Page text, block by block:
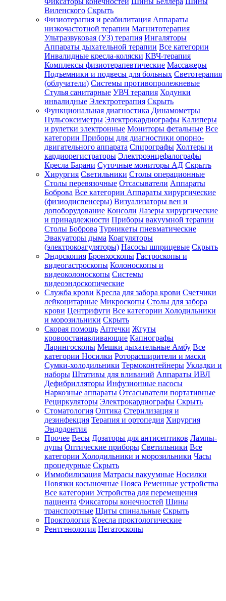
Виленского Скрыть
Физиотерапия и реабилитация Аппараты
низкочастотной терапии Магнитотерапия
Ультразвуковая (УЗ) терапия Ингаляторы
Аппараты дыхательной терапии Все категории
Инвалидные кресла-коляски КВЧ-терапия
Комплексы физиотерапевтические Массажеры
Подъемники и подвесы для больных Светотерапия
(облучатели) Системы противопролежневые
Стулья санитарные УВЧ терапия Ходунки
инвалидные Электротерапия Скрыть
Функциональная диагностика Динамометры
Пульсоксиметры Электрокардиографы Калиперы
и рулетки электронные Мониторы фетальные Все
категории Приборы для диагностики опорно-
двигательного аппарата Спирографы Холтеры и
кардиорегистраторы Электроэнцефалографы
Кресла Барани Суточные мониторы АД Скрыть
Хирургия Светильники Столы операционные
Столы перевязочные Отсасыватели Аппараты
Боброва Все категории Аппараты хирургические
(физиодиспенсеры) Визуализаторы вен и
допоборудование Консоли Лазеры хирургические
и принадлежности Приборы вакуумной терапии
Столы Боброва Турникеты пневматические
Эвакуаторы дыма Коагуляторы
(электрокоагуляторы) Насосы шприцевые Скрыть
Эндоскопия Бронхоскопы Гастроскопы и
видеогастроскопы Колоноскопы и
видеоколоноскопы Системы
видеоэндоскопические
Служба крови Кресла для забора крови Счетчики
лейкоцитарные Микроскопы Столы для забора
крови Центрифуги Все категории Холодильники
и морозильники Скрыть
Скорая помощь Аптечки Жгуты
кровоостанавливающие Капнографы
Ларингоскопы Мешки дыхательные Амбу Все
категории Носилки Роторасширители и маски
Сумки-холодильники Термоконтейнеры Укладки и
наборы Штативы для вливаний Аппараты ИВЛ
Дефибрилляторы Инфузионные насосы
Наркозные аппараты Отсасыватели портативные
Рециркуляторы Электрокардиографы Скрыть
Стоматология Оптика Стерилизация и
дезинфекция Терапия и ортопедия Хирургия
Эндодонтия
Прочее Весы Дозаторы для антисептиков Лампы-
лупы Оптические приборы Светильники Все
категории Холодильники и морозильники Часы
процедурные Скрыть
Иммобилизация Матрасы вакуумные Носилки
Повязки косыночные Пояса Ременные устройства
Все категории Устройства для перемещения
пациента Фиксаторы конечностей Шины
транспортные Щиты спинальные Скрыть
Проктология Кресла проктологические
Рентгенология Негатоскопы